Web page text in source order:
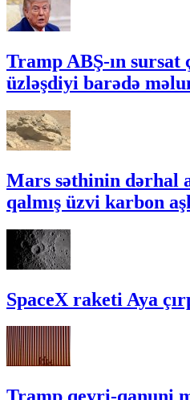
Tramp ABŞ-ın sursat
üzləşdiyi barədə
Mars səthinin dərhal
qalmış üzvi karbon
SpaceX raketi Aya